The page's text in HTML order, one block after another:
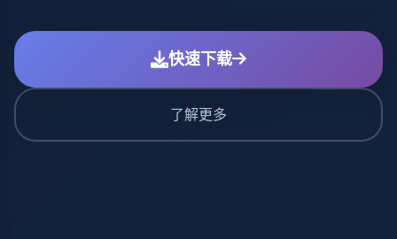
快速下载
了解更多